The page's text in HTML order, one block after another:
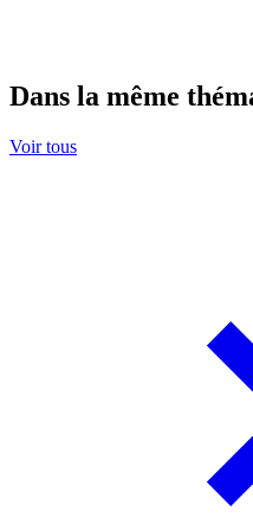
Dans la même
Voir tous